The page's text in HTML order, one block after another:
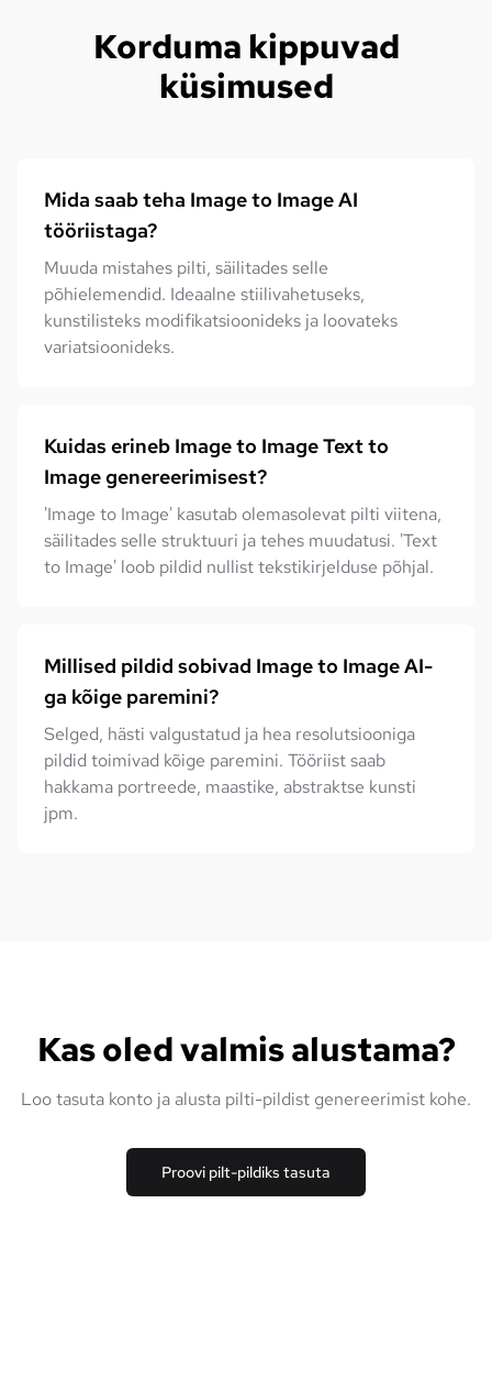
Korduma kippuvad
küsimused
Mida saab teha Image to Image AI
tööriistaga?
Muuda mistahes pilti, säilitades selle
põhielemendid. Ideaalne stiilivahetuseks,
kunstilisteks modifikatsioonideks ja loovateks
variatsioonideks.
Kuidas erineb Image to Image Text to
Image genereerimisest?
'Image to Image' kasutab olemasolevat pilti viitena,
säilitades selle struktuuri ja tehes muudatusi. 'Text
to Image' loob pildid nullist tekstikirjelduse põhjal.
Millised pildid sobivad Image to Image AI-
ga kõige paremini?
Selged, hästi valgustatud ja hea resolutsiooniga
pildid toimivad kõige paremini. Tööriist saab
hakkama portreede, maastike, abstraktse kunsti
jpm.
Kas oled valmis alustama?
Loo tasuta konto ja alusta pilti-pildist genereerimist kohe.
Proovi pilt-pildiks tasuta